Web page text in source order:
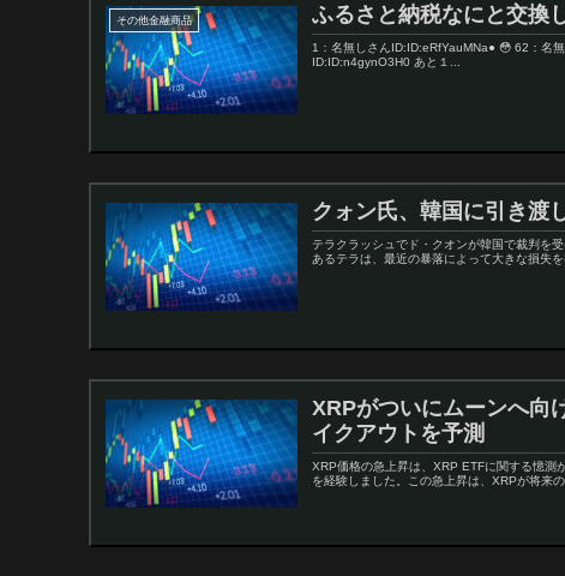
その他金融商品 ふるさと納税なにと交換
1：名無しさんID:ID:eRfYauMNa● 😳 62：名
ID:ID:n4gynO3H0 あと１...
クォン氏、韓国に引き渡
テラクラッシュでド・クオンが韓国で裁判を
あるテラは、最近の暴落によって大きな損失
XRPがついにムーンへ向
イクアウトを予測
XRP価格の急上昇は、XRP ETFに関する憶測
を経験しました。この急上昇は、XRPが将来